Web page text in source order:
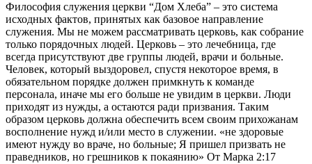
Философия служения церкви “Дом Хлеба” – это система
исходных фактов, принятых как базовое направление
служения. Мы не можем рассматривать церковь, как собрание
только порядочных людей. Церковь – это лечебница, где
всегда присутствуют две группы людей, врачи и больные.
Человек, который выздоровел, спустя некоторое время, в
обязательном порядке должен примкнуть к команде
персонала, иначе мы его больше не увидим в церкви. Люди
приходят из нужды, а остаются ради призвания. Таким
образом церковь должна обеспечить всем своим прихожанам
восполнение нужд и/или место в служении. «не здоровые
имеют нужду во враче, но больные; Я пришел призвать не
праведников, но грешников к покаянию» От Марка 2:17